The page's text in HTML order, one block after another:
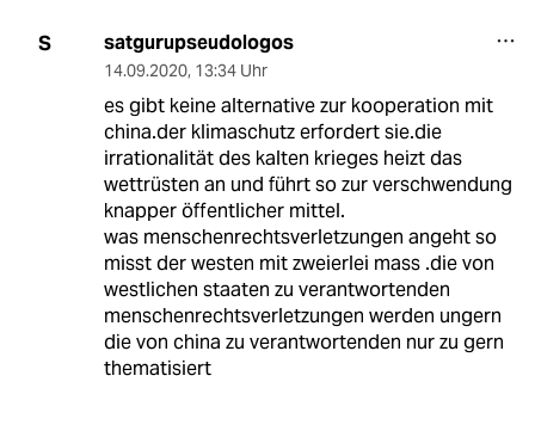
S satgurupseudologos
14.09.2020, 13:34 Uhr
es gibt keine alternative zur kooperation mit
china.der klimaschutz erfordert sie.die
irrationalität des kalten krieges heizt das
wettrüsten an und führt so zur verschwendung
knapper öffentlicher mittel.
was menschenrechtsverletzungen angeht so
misst der westen mit zweierlei mass .die von
westlichen staaten zu verantwortenden
menschenrechtsverletzungen werden ungern
die von china zu verantwortenden nur zu gern
thematisiert